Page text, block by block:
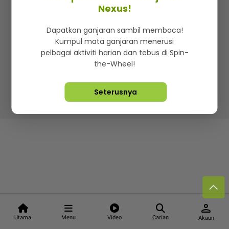
Utama Menu Video Carian
person
Akaun
Iklan di SMG360
Terma & Syarat Dasar Privasi
Lebih hot, viral dan sensasi
Hakcipta Terpelihara ©2026. Star Media Group Berhad
Nexus!
Dapatkan ganjaran sambil membaca!
Kumpul mata ganjaran menerusi
pelbagai aktiviti harian dan tebus di Spin-
the-Wheel!
Seterusnya